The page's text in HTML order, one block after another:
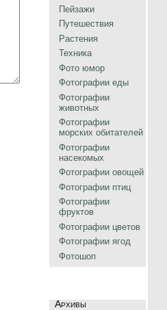
Пейзажи
Путешествия
Растения
Техника
Фото юмор
Фотографии еды
Фотографии
животных
Фотографии
морских обитателей
Фотографии
насекомых
Фотографии овощей
Фотографии птиц
Фотографии
фруктов
Фотографии цветов
Фотографии ягод
Фотошоп
Архивы